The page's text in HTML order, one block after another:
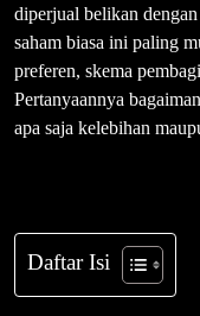
diperjual belikan dengan
saham biasa ini paling
preferen, skema
Pertanyaannya
apa saja kelebihan
Daftar Isi